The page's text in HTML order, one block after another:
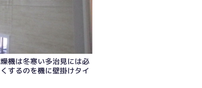
機は冬寒い多治見には必
するのを機に壁掛けタイ